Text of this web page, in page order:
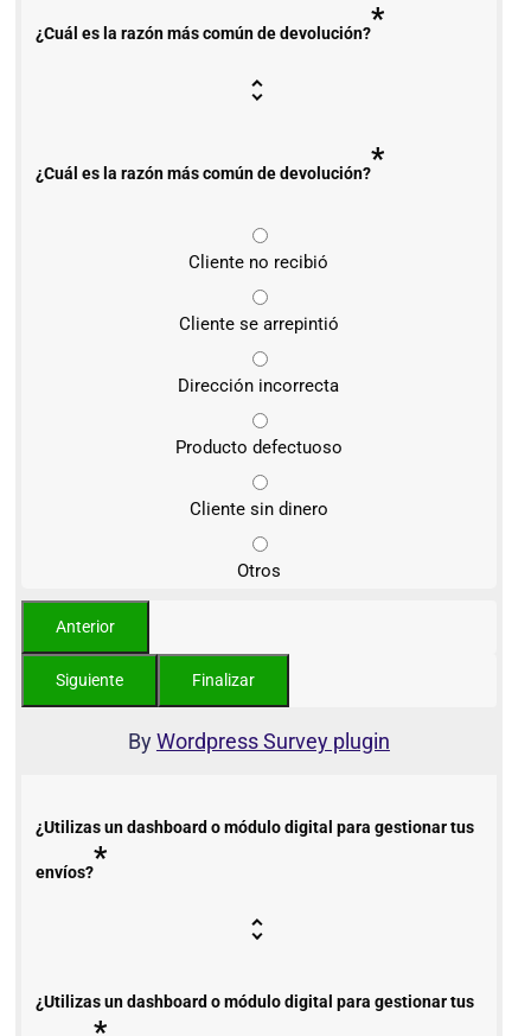
¿Cuál es la razón más común de devolución?*
¿Cuál es la razón más común de devolución?*
Cliente no recibió
Cliente se arrepintió
Dirección incorrecta
Producto defectuoso
Cliente sin dinero
Otros
ByWordpress Survey plugin
¿Utilizas un dashboard o módulo digital para gestionar tus
envíos?*
¿Utilizas un dashboard o módulo digital para gestionar tus